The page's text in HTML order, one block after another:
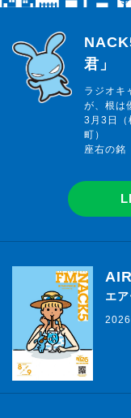
らじっと君
君」
ラジオキ
が、根は
3月3日（
町）
座右の銘
エ
2026